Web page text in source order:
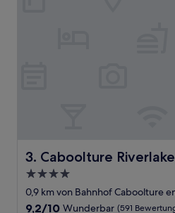
3. Caboolture
Caboolture Riverlakes Motel
4.0-
Sterne-
Unterkunft
0,9 km von Bahnhof Caboolture
9.2
9,2/10 Wunderbar (591